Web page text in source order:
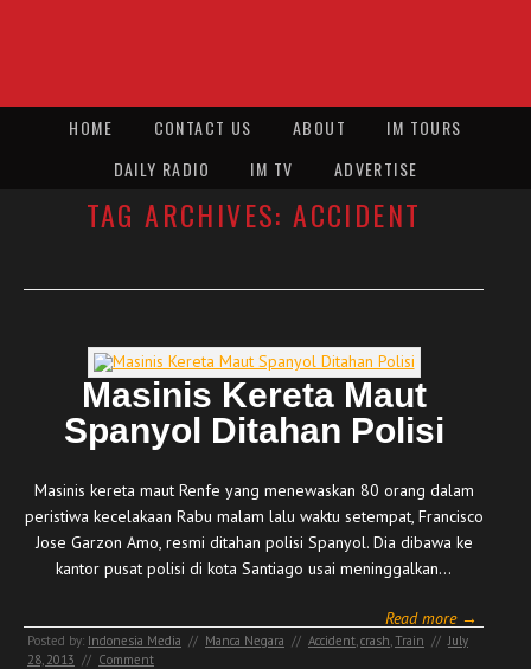
HOME CONTACT US ABOUT
IM TOURS
DAILY RADIO
IM TV ADVERTISE
TAG ARCHIVES:ACCIDENT
Masinis Kereta Maut
Spanyol Ditahan Polisi
Masinis kereta maut Renfe yang menewaskan 80 orang dalam
peristiwa kecelakaan Rabu malam lalu waktu setempat, Francisco
Jose Garzon Amo, resmi ditahan polisi Spanyol. Dia dibawa ke
kantor pusat polisi di kota Santiago usai meninggalkan…
Read more →
Posted by: Indonesia Media // Manca Negara // Accident,crash,Train // July
28, 2013 // Comment